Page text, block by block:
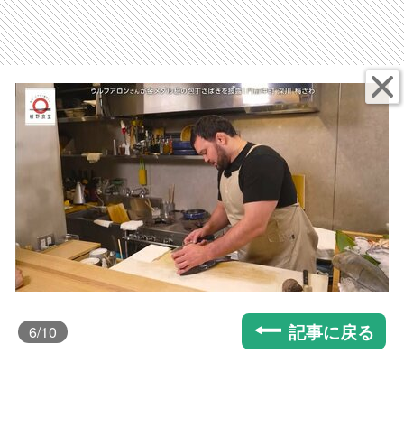
6/10 記事に戻る